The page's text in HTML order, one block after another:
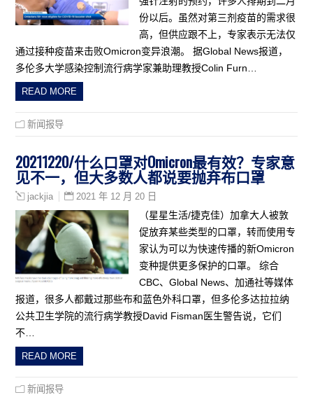
份以后。虽然对第三剂疫苗的需求很
高，但供应跟不上，专家表示无法仅
通过接种疫苗来击败Omicron变异浪潮。 据Global News报道，
多伦多大学感染控制流行病学家兼助理教授Colin Furn…
READ MORE
新闻报导
20211220/什么口罩对Omicron最有效？专家意
见不一，但大多数人都说要抛弃布口罩
jackjia 2021 年 12 月 20 日
（星星生活/捷克佳）加拿大人被敦
促放弃某些类型的口罩，转而使用专
家认为可以为快速传播的新Omicron
变种提供更多保护的口罩。 综合
CBC、Global News、加通社等媒体
报道，很多人都戴过那些布和蓝色外科口罩，但多伦多达拉拉纳
公共卫生学院的流行病学教授David Fisman医生警告说，它们
不…
READ MORE
新闻报导